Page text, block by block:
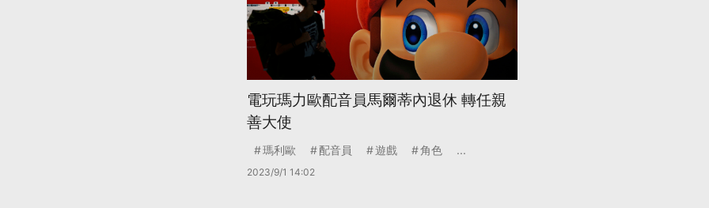
電玩瑪力歐配音員馬爾蒂內退休 轉任親
善大使
瑪利歐 配音員 遊戲 角色 ...
2023/9/1 14:02